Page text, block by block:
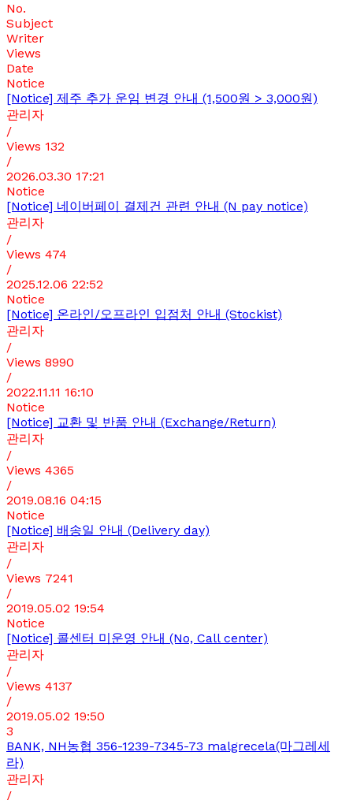
No.
Subject
Writer
Views
Date
Notice
[Notice] 제주 추가 운임 변경 안내 (1,500원 > 3,000원)
관리자
/
Views 132
/
2026.03.30 17:21
Notice
[Notice] 네이버페이 결제건 관련 안내 (N pay notice)
관리자
/
Views 474
/
2025.12.06 22:52
Notice
[Notice] 온라인/오프라인 입점처 안내 (Stockist)
관리자
/
Views 8990
/
2022.11.11 16:10
Notice
[Notice] 교환 및 반품 안내 (Exchange/Return)
관리자
/
Views 4365
/
2019.08.16 04:15
Notice
[Notice] 배송일 안내 (Delivery day)
관리자
/
Views 7241
/
2019.05.02 19:54
Notice
[Notice] 콜센터 미운영 안내 (No, Call center)
관리자
/
Views 4137
/
2019.05.02 19:50
3
BANK, NH농협 356-1239-7345-73 malgrecela(마그레세
라)
관리자
/